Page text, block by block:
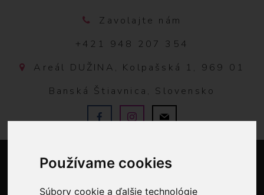
Používame cookies
Súbory cookie a ďalšie technológie
Zavolajte nám
+421 948 207 354
Areál DUŽINA, Kolpašská 1, 969 01
Banská Štiavnica, Slovensko